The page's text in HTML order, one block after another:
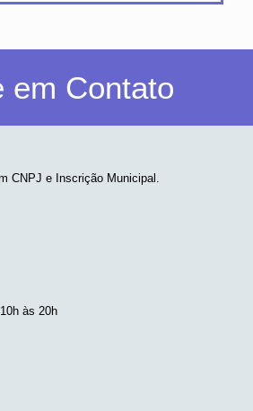
em Contato
CNPJ e Inscrição Municipal.
às 20h